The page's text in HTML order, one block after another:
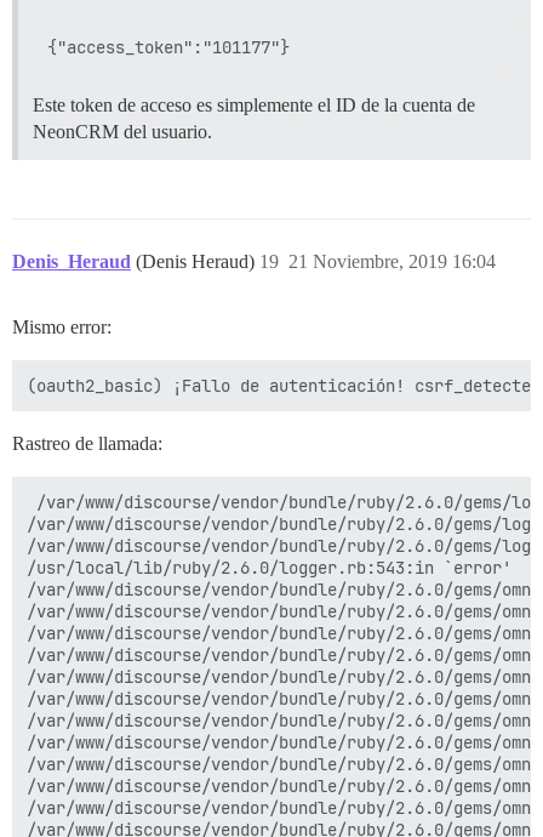
Este token de acceso es simplemente el ID de la cuenta de
NeonCRM del usuario.
Denis_Heraud (Denis Heraud) 21 Noviembre, 2019 16:04
19
Mismo error:
Rastreo de llamada:
/var/www/discourse/vendor/bundle/ruby/2.6.0/
/var/www/discourse/vendor/bundle/ruby/2.6.0/
/var/www/discourse/vendor/bundle/ruby/2.6.0/
/usr/local/lib/ruby/2.6.0/logger.rb:543:in `error'
/var/www/discourse/vendor/bundle/ruby/2.6.0/gems/
/var/www/discourse/vendor/bundle/ruby/2.6.0/
/var/www/discourse/vendor/bundle/ruby/2.6.0/gems/
/var/www/discourse/vendor/bundle/ruby/2.6.0/gems/
/var/www/discourse/vendor/bundle/ruby/2.6.0/
/var/www/discourse/vendor/bundle/ruby/2.6.0/gems/
/var/www/discourse/vendor/bundle/ruby/2.6.0/
/var/www/discourse/vendor/bundle/ruby/2.6.0/gems/
/var/www/discourse/vendor/bundle/ruby/2.6.0/
/var/www/discourse/vendor/bundle/ruby/2.6.0/gems/
/var/www/discourse/vendor/bundle/ruby/2.6.0/
/var/www/discourse/vendor/bundle/ruby/2.6.0/gems/